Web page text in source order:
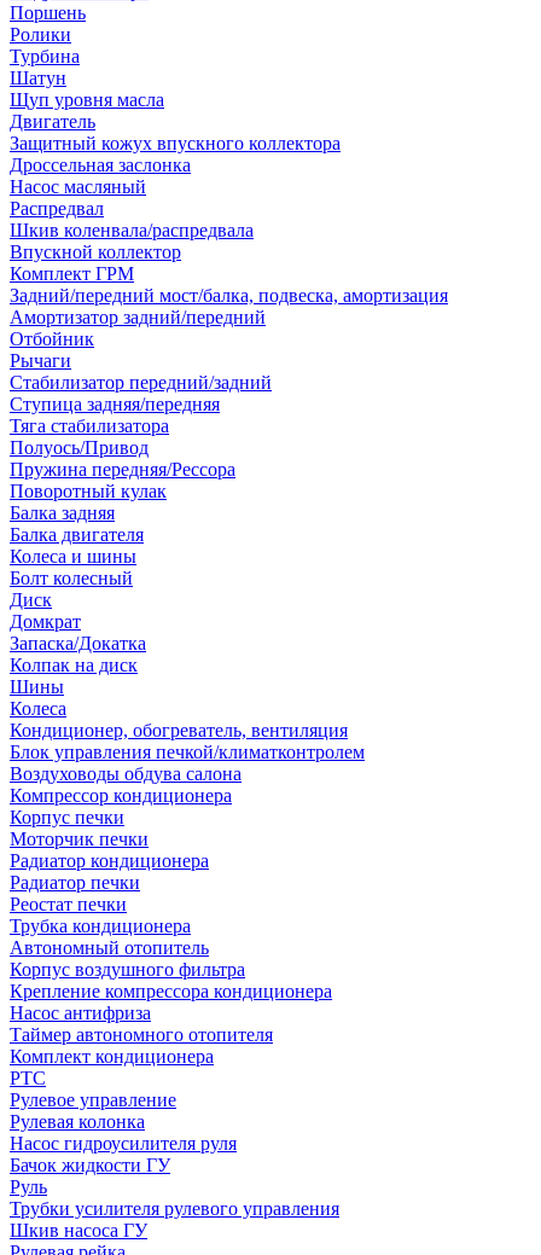
Поршень
Ролики
Турбина
Шатун
Щуп уровня масла
Двигатель
Защитный кожух впускного коллектора
Дроссельная заслонка
Насос масляный
Распредвал
Шкив коленвала/распредвала
Впускной коллектор
Комплект ГРМ
Задний/передний мост/балка, подвеска, амортизация
Амортизатор задний/передний
Отбойник
Рычаги
Стабилизатор передний/задний
Ступица задняя/передняя
Тяга стабилизатора
Полуось/Привод
Пружина передняя/Рессора
Поворотный кулак
Балка задняя
Балка двигателя
Колеса и шины
Болт колесный
Диск
Домкрат
Запаска/Докатка
Колпак на диск
Шины
Колеса
Кондиционер, обогреватель, вентиляция
Блок управления печкой/климатконтролем
Воздуховоды обдува салона
Компрессор кондиционера
Корпус печки
Моторчик печки
Радиатор кондиционера
Радиатор печки
Реостат печки
Трубка кондиционера
Автономный отопитель
Корпус воздушного фильтра
Крепление компрессора кондиционера
Насос антифриза
Таймер автономного отопителя
Комплект кондиционера
РТС
Рулевое управление
Рулевая колонка
Насос гидроусилителя руля
Бачок жидкости ГУ
Руль
Трубки усилителя рулевого управления
Шкив насоса ГУ